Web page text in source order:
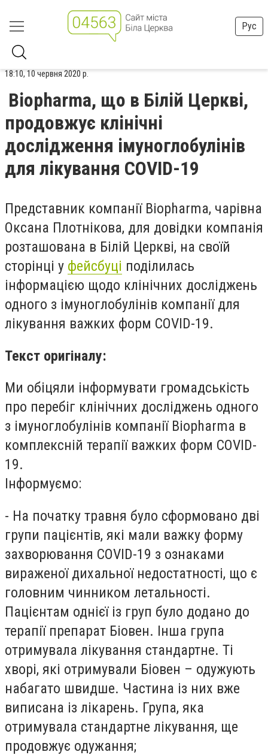
Рус
18:10, 10 червня 2020 р.
Biopharma, що в Білій Церкві,
продовжує клінічні
дослідження імуноглобулінів
для лікування COVID-19
Представник компанії Biopharma, чарівна
Оксана Плотнікова, для довідки компанія
розташована в Білій Церкві, на своїй
сторінці у фейсбуці поділилась
інформацією щодо клінічних досліджень
одного з імуноглобулінів компанії для
лікування важких форм COVID-19.
Текст оригіналу:
Ми обіцяли інформувати громадськість
про перебіг клінічних досліджень одного
з імуноглобулінів компанії Biopharma в
комплексній терапії важких форм COVID-
19.
Інформуємо:
- На початку травня було сформовано дві
групи пацієнтів, які мали важку форму
захворювання COVID-19 з ознаками
вираженої дихальної недостатності, що є
головним чинником летальності.
Пацієнтам однієї із груп було додано до
терапії препарат Біовен. Інша група
отримувала лікування стандартне. Ті
хворі, які отримували Біовен – одужують
набагато швидше. Частина із них вже
виписана із лікарень. Група, яка
отримувала стандартне лікування, ще
продовжує одужання;